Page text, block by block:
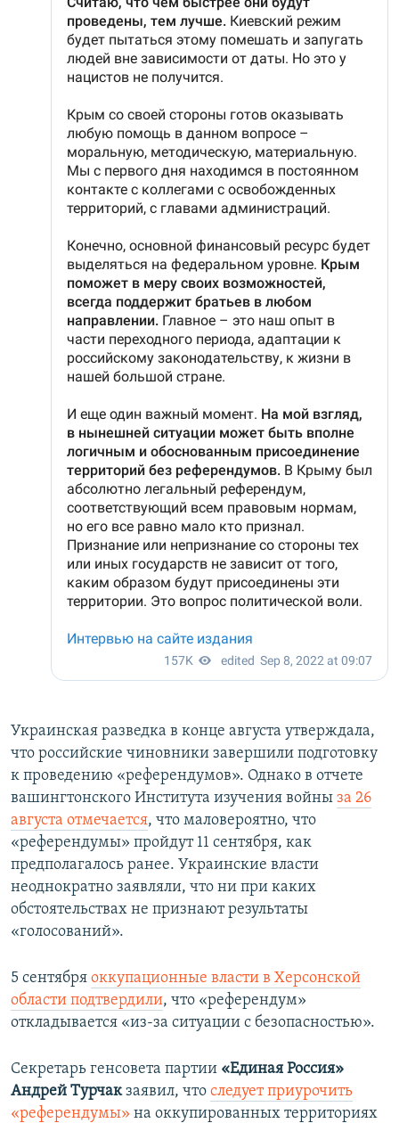
Украинская разведка в конце августа утверждала,
что российские чиновники завершили подготовку
к проведению «референдумов». Однако в отчете
вашингтонского Института изучения войны за 26
августа отмечается, что маловероятно, что
«референдумы» пройдут 11 сентября, как
предполагалось ранее. Украинские власти
неоднократно заявляли, что ни при каких
обстоятельствах не признают результаты
«голосований».
5 сентября оккупационные власти в Херсонской
области подтвердили, что «референдум»
откладывается «из-за ситуации с безопасностью».
Секретарь генсовета партии «Единая Россия»
Андрей Турчакзаявил, что следует приурочить
«референдумы» на оккупированных территориях